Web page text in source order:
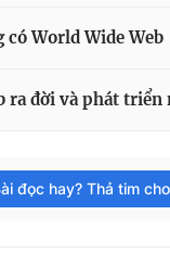
World Wide Web
ra đời và phát triển
đọc hay? Thả tim